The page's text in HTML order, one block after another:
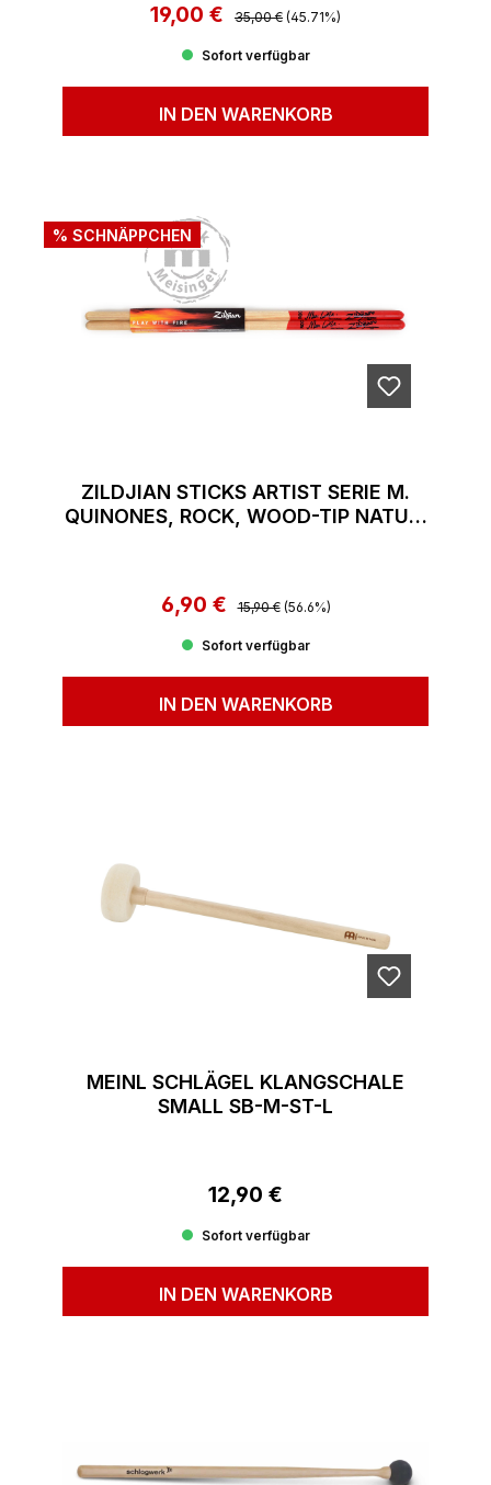
Verkaufspreis:
19,00 € Regulärer Preis:
35,00 € (45.71%)
Sofort verfügbar
IN DEN WARENKORB
% SCHNÄPPCHEN
ZILDJIAN STICKS ARTIST SERIE M.
QUINONES, ROCK, WOOD-TIP NATUR,
Verkaufspreis:
6,90 € Regulärer Preis:
15,90 € (56.6%)
Sofort verfügbar
IN DEN WARENKORB
MEINL SCHLÄGEL KLANGSCHALE
SMALL SB-M-ST-L
Regulärer Preis:
12,90 €
Sofort verfügbar
IN DEN WARENKORB